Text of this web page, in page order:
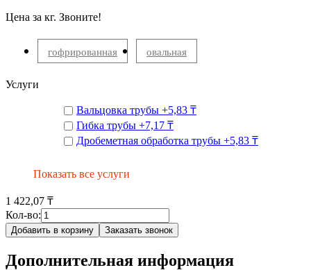
Цена за кг. Звоните!
гофрированная овальная
Услуги
Вальцовка трубы +5,83 ₸
Гибка трубы +7,17 ₸
Дробеметная обработка трубы +5,83 ₸
Показать все услуги
1 422,07 ₸
Кол-во:
Добавить в корзину Заказать звонок
Дополнительная информация